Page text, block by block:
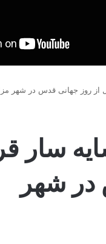
از روز جهانی قدس در شهر
سار
در شهر